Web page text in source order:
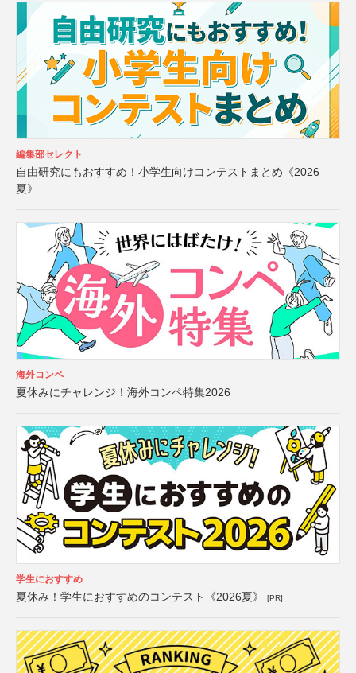
編集部セレクト
自由研究にもおすすめ！小学生向けコンテストまとめ《2026
夏》
海外コンペ
夏休みにチャレンジ！海外コンペ特集2026
学生におすすめ
夏休み！学生におすすめのコンテスト《2026夏》 [PR]